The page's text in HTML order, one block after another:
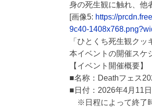
身の死生観に触れ、他
[画像5: https://
9c40-
「ひとくち死生観クッ
本イベントの開催スケ
【イベント開催概要】
■名称：Deathフェス
■日付：2026年4月11
※日程によって終了